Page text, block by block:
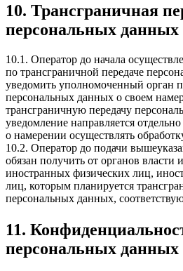
10. Трансграничная
персональных данных
10.1. Оператор до начала
по трансграничной передаче
уведомить уполномоченный орган
персональных данных о своем
трансграничную передачу
уведомление направляется
о намерении осуществлять
10.2. Оператор до подачи
обязан получить от органов власти
иностранных физических лиц,
лиц, которым планируется
персональных данных,
11.
персональных данных